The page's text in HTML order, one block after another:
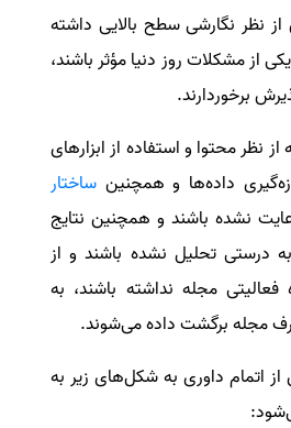
نظر نگارشی سطح بالایی داشته
از مشکلات روز دنیا مؤثر باشند،
برخوردارند.
از نظر محتوا و استفاده از ابزارهای
داده‌ها و همچنین ساختار
نشده باشند و همچنین نتایج
درستی تحلیل نشده باشند و از
فعالیتی مجله نداشته باشند، به
مجله برگشت داده می‌شوند.
اتمام داوری به شکل‌های زیر به